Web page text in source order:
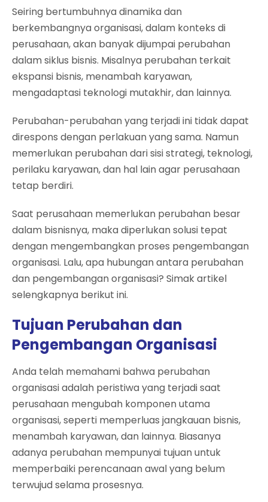
Seiring bertumbuhnya dinamika dan
berkembangnya organisasi, dalam konteks di
perusahaan, akan banyak dijumpai perubahan
dalam siklus bisnis. Misalnya perubahan terkait
ekspansi bisnis, menambah karyawan,
mengadaptasi teknologi mutakhir, dan lainnya.
Perubahan-perubahan yang terjadi ini tidak dapat
direspons dengan perlakuan yang sama. Namun
memerlukan perubahan dari sisi strategi, teknologi,
perilaku karyawan, dan hal lain agar perusahaan
tetap berdiri.
Saat perusahaan memerlukan perubahan besar
dalam bisnisnya, maka diperlukan solusi tepat
dengan mengembangkan proses pengembangan
organisasi. Lalu, apa hubungan antara perubahan
dan pengembangan organisasi? Simak artikel
selengkapnya berikut ini.
Tujuan Perubahan dan
Pengembangan Organisasi
Anda telah memahami bahwa perubahan
organisasi adalah peristiwa yang terjadi saat
perusahaan mengubah komponen utama
organisasi, seperti memperluas jangkauan bisnis,
menambah karyawan, dan lainnya. Biasanya
adanya perubahan mempunyai tujuan untuk
memperbaiki perencanaan awal yang belum
terwujud selama prosesnya.